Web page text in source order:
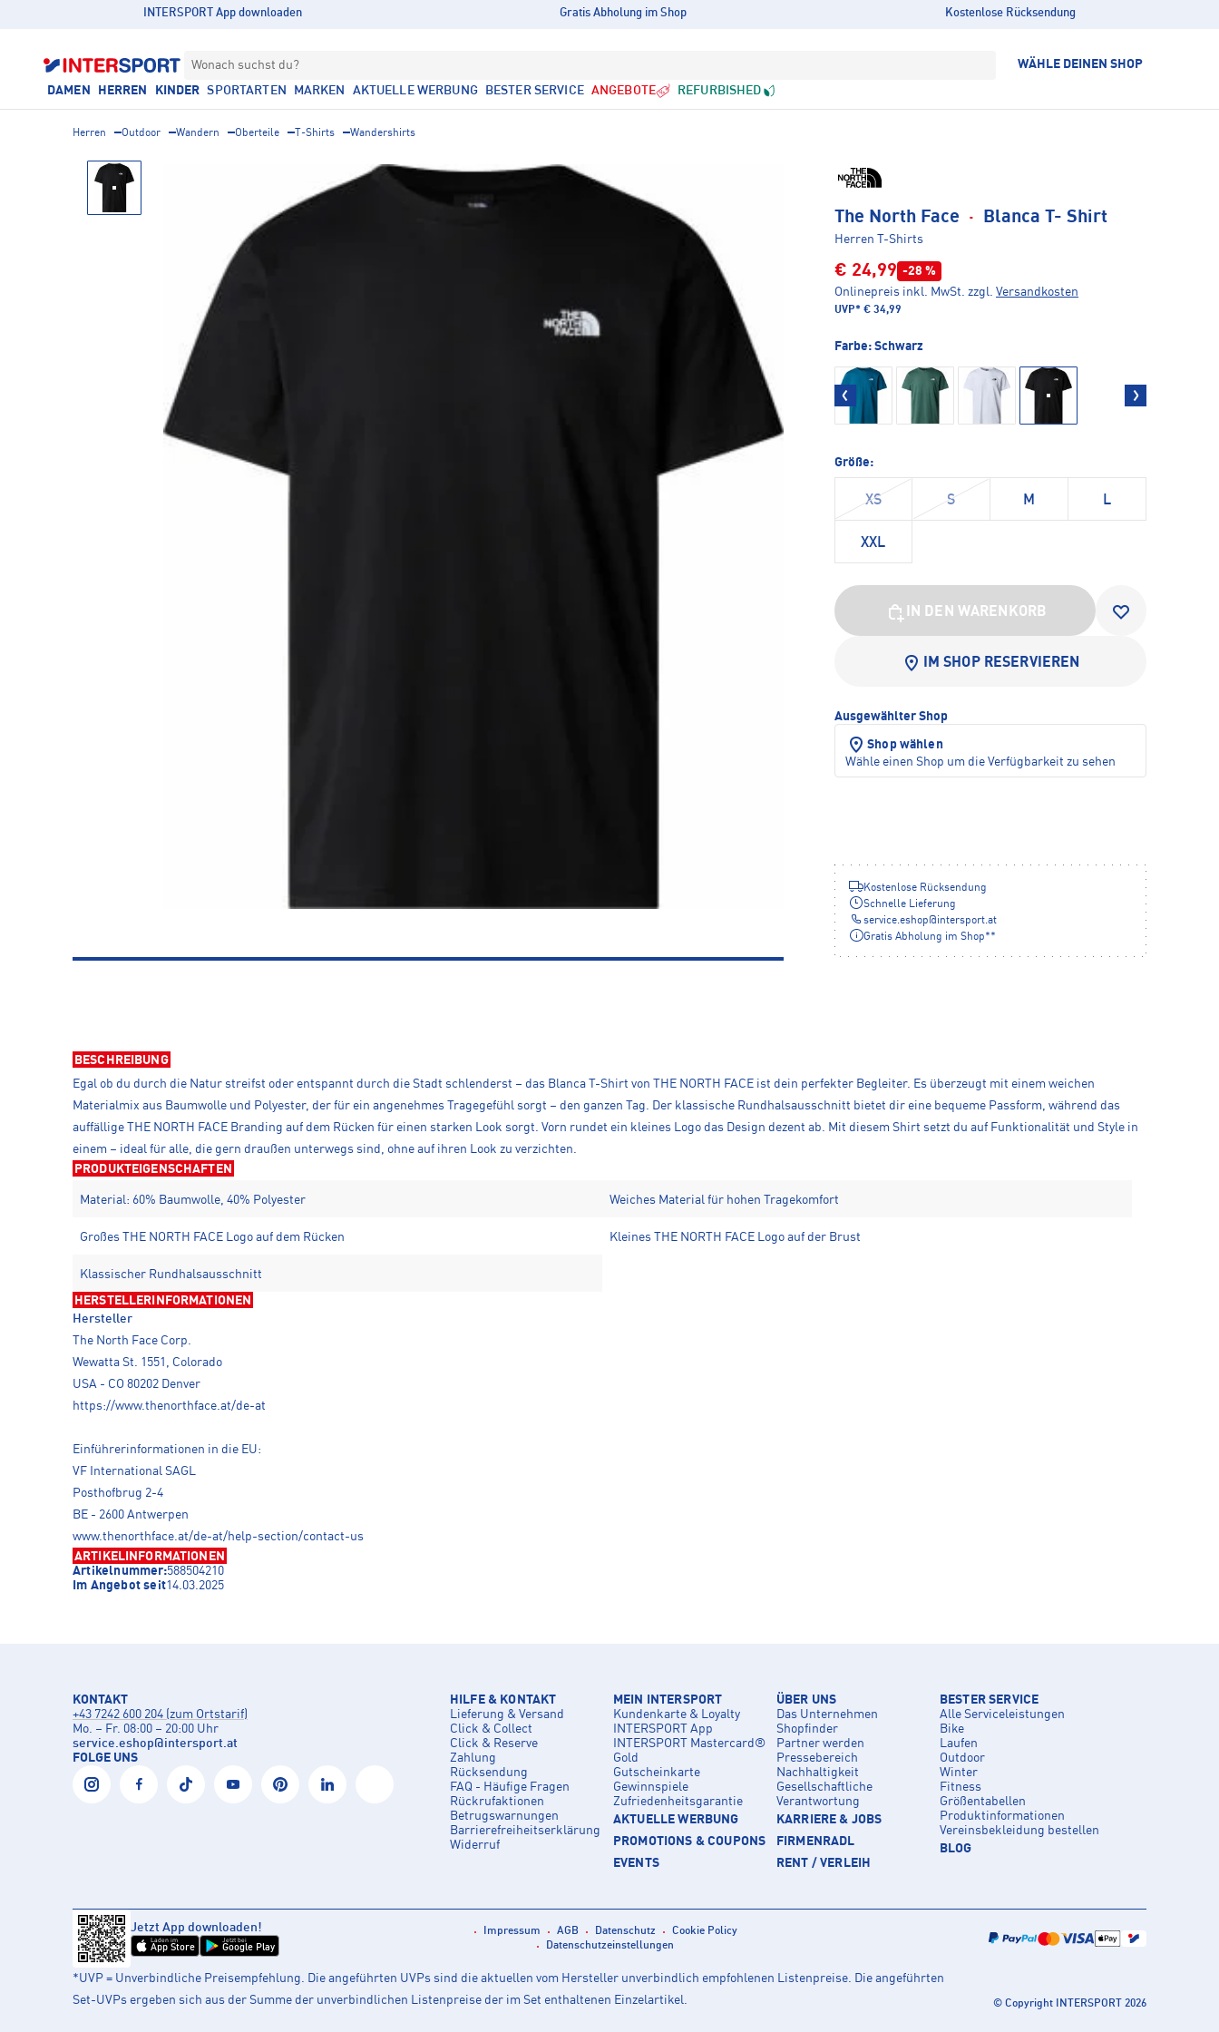
INTERSPORT App downloaden Gratis Abholung im Shop Kostenlose Rücksendung
Wonach suchst du? WÄHLE DEINEN SHOP
DAMEN HERREN KINDER SPORTARTEN MARKEN AKTUELLE WERBUNG BESTER SERVICE ANGEBOTE REFURBISHED
Herren Outdoor Wandern Oberteile T-Shirts Wandershirts
The North Face · Blanca T- Shirt
Herren T-Shirts
€ 24,99 -28 %
Onlinepreis inkl. MwSt. zzgl. Versandkosten
UVP* € 34,99
Farbe: Schwarz
Größe:
XS S M L
XXL
IN DEN WARENKORB
IM SHOP RESERVIEREN
Ausgewählter Shop
Shop wählen
Wähle einen Shop um die Verfügbarkeit zu sehen
Kostenlose Rücksendung
Schnelle Lieferung
service.eshop@intersport.at
Gratis Abholung im Shop**
BESCHREIBUNG
Egal ob du durch die Natur streifst oder entspannt durch die Stadt schlenderst – das Blanca T-Shirt von THE NORTH FACE ist dein perfekter Begleiter. Es überzeugt mit einem weichen
Materialmix aus Baumwolle und Polyester, der für ein angenehmes Tragegefühl sorgt – den ganzen Tag. Der klassische Rundhalsausschnitt bietet dir eine bequeme Passform, während das
auffällige THE NORTH FACE Branding auf dem Rücken für einen starken Look sorgt. Vorn rundet ein kleines Logo das Design dezent ab. Mit diesem Shirt setzt du auf Funktionalität und Style in
einem – ideal für alle, die gern draußen unterwegs sind, ohne auf ihren Look zu verzichten.
PRODUKTEIGENSCHAFTEN
Material: 60% Baumwolle, 40% Polyester Weiches Material für hohen Tragekomfort
Großes THE NORTH FACE Logo auf dem Rücken Kleines THE NORTH FACE Logo auf der Brust
Klassischer Rundhalsausschnitt
HERSTELLERINFORMATIONEN
Hersteller
The North Face Corp.
Wewatta St. 1551, Colorado
USA - CO 80202 Denver
https://www.thenorthface.at/de-at
Einführerinformationen in die EU:
VF International SAGL
Posthofbrug 2-4
BE - 2600 Antwerpen
www.thenorthface.at/de-at/help-section/contact-us
ARTIKELINFORMATIONEN
Artikelnummer:588504210
Im Angebot seit14.03.2025
KONTAKT
+43 7242 600 204 (zum Ortstarif)
Mo. – Fr. 08:00 – 20:00 Uhr
service.eshop@intersport.at
FOLGE UNS
HILFE & KONTAKT
Lieferung & Versand
Click & Collect
Click & Reserve
Zahlung
Rücksendung
FAQ - Häufige Fragen
Rückrufaktionen
Betrugswarnungen
Barrierefreiheitserklärung
Widerruf
MEIN INTERSPORT
Kundenkarte & Loyalty
INTERSPORT App
INTERSPORT Mastercard®
Gold
Gutscheinkarte
Gewinnspiele
Zufriedenheitsgarantie
AKTUELLE WERBUNG
PROMOTIONS & COUPONS
EVENTS
ÜBER UNS
Das Unternehmen
Shopfinder
Partner werden
Pressebereich
Nachhaltigkeit
Gesellschaftliche
Verantwortung
KARRIERE & JOBS
FIRMENRADL
RENT / VERLEIH
BESTER SERVICE
Alle Serviceleistungen
Bike
Laufen
Outdoor
Winter
Fitness
Größentabellen
Produktinformationen
Vereinsbekleidung bestellen
BLOG
Jetzt App downloaden!
Laden im
App Store
Jetzt bei
Google Play
Impressum AGB Datenschutz
Cookie Policy
Datenschutzeinstellungen
*UVP = Unverbindliche Preisempfehlung. Die angeführten UVPs sind die aktuellen vom Hersteller unverbindlich empfohlenen Listenpreise. Die angeführten
Set-UVPs ergeben sich aus der Summe der unverbindlichen Listenpreise der im Set enthaltenen Einzelartikel.
© Copyright INTERSPORT 2026